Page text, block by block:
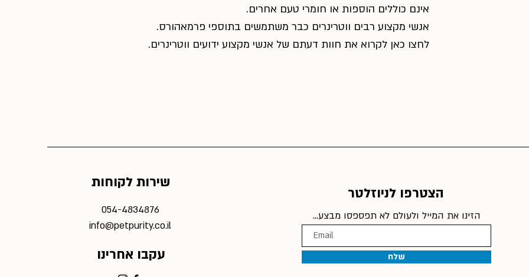
אינם כוללים הוספות או חומרי טעם אחרים.
אנשי מקצוע רבים ווטרינרים כבר משתמשים בתוספי פרמאהורס.
לחצו כאן לקרוא את חוות דעתם של אנשי מקצוע ידועים ווטרינרים.
שירות לקוחות
054-4834876
info@petpurity.co.il
עקבו אחרינו
הצטרפו לניוזלטר
הזינו את המייל ולעולם לא תפספסו מבצע...
שלח